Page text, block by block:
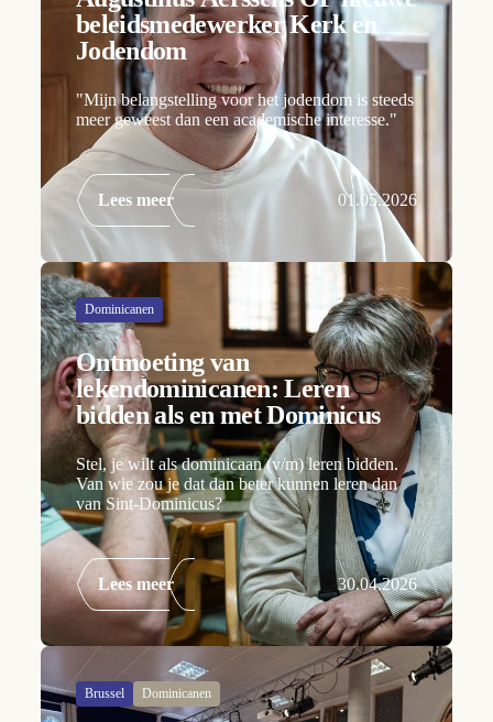
beleidsmedewerker Kerk en
Jodendom
"Mijn belangstelling voor het jodendom is steeds
meer geweest dan een academische interesse."
Lees meer 01.05.2026
Dominicanen
Ontmoeting van
lekendominicanen: Leren
bidden als en met Dominicus
Stel, je wilt als dominicaan (v/m) leren bidden.
Van wie zou je dat dan beter kunnen leren dan
van Sint-Dominicus?
Lees meer 30.04.2026
Brussel Dominicanen